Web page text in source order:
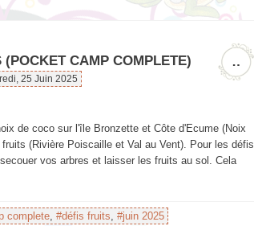
…
(POCKET CAMP COMPLETE)
25 Juin 2025
de coco sur l'île Bronzette et Côte d'Ecume (Noix
(Rivière Poiscaille et Val au Vent). Pour les défis
vos arbres et laisser les fruits au sol. Cela
complete, #défis fruits, #juin 2025